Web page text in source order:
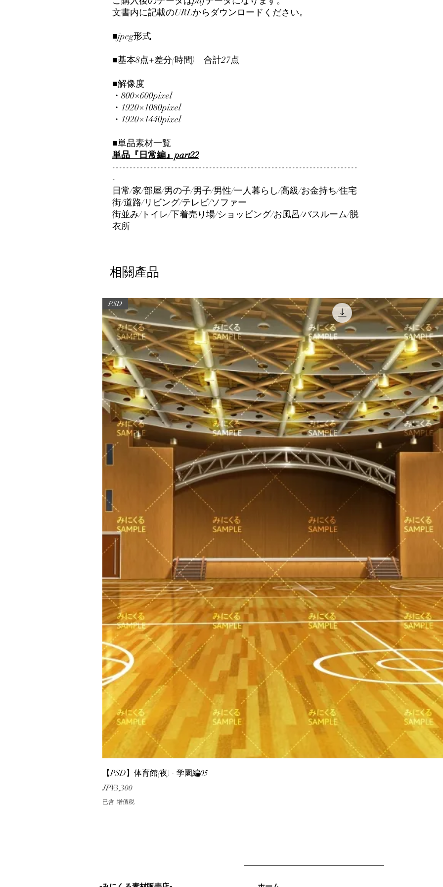
文書内に記載のURLからダウンロードください。
■jpeg形式
■基本8点+差分(時間) 合計27点
■解像度
・800×600pixel
・1920×1080pixel
・1920×1440pixel
■単品素材一覧
単品『日常編』part22
-----------------------------------------------------------------------
-
日常/家/部屋/男の子/男子/男性/一人暮らし/高級/お金持ち/住宅
街/道路/リビング/テレビ/ソファー
街並み/トイレ/下着売り場/ショッピング/お風呂/バスルーム/脱
衣所
相關產品
PSD
【PSD】体育館(夜) - 学園編05
價格
JP¥3,300
已含 增值税